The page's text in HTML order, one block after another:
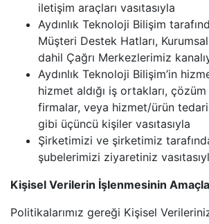
iletişim araçları vasıtasıyla
Aydınlık Teknoloji Bilişim
Müşteri Destek Hatları, Kurumsal
dahil Çağrı Merkezlerimiz
Aydınlık Teknoloji Bilişim’in
hizmet aldığı iş ortakları,
firmalar, veya hizmet/ürün
gibi üçüncü kişiler vasıtasıyla
Şirketimizi ve şirketimiz
şubelerimizi ziyaretiniz
Kişisel Verilerin İşlenmesinin
Politikalarımız gereği Kişisel